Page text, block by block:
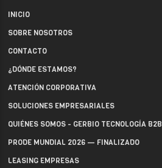
INICIO
SOBRE NOSOTROS
CONTACTO
¿DÓNDE ESTAMOS?
ATENCIÓN CORPORATIVA
SOLUCIONES EMPRESARIALES
QUIÉNES SOMOS - GERBIO TECNOLOGÍA B2B
PRODE MUNDIAL 2026 — FINALIZADO
LEASING EMPRESAS